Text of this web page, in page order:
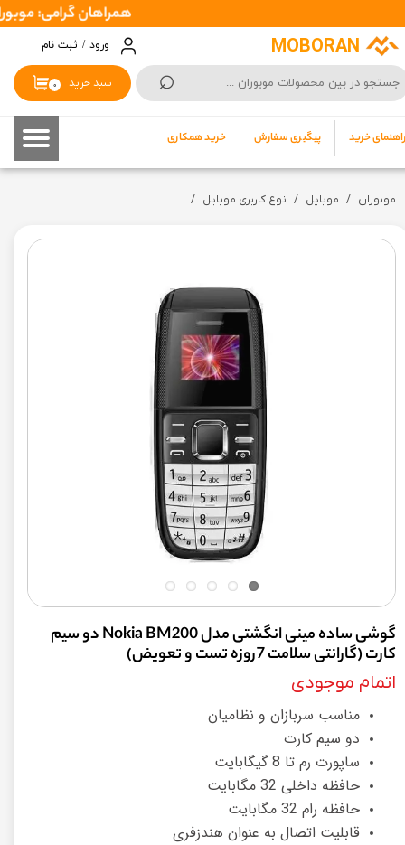
MOBORAN
⌕ ۰ سبد خرید
راهنمای خرید پیگیری سفارش خرید همکاری
ورود / ثبت نام
حساب کاربری من
تغییر گذر واژه
خروج از حساب کاربری
همراهان گرامی: موبوران سفارشات شما را در اسرع وقت ( 1
موبوران موبایل نوع کاربری موبایل
گوشی ساده مینی انگشتی مدل Nokia BM200 دو سیم
کارت (گارانتی سلامت 7روزه تست و تعویض)
اتمام موجودی
مناسب سربازان و نظامیان
دو سیم کارت
ساپورت رم تا 8 گیگابایت
حافظه داخلی 32 مگابایت
حافظه رام 32 مگابایت
قابلیت اتصال به عنوان هندزفری